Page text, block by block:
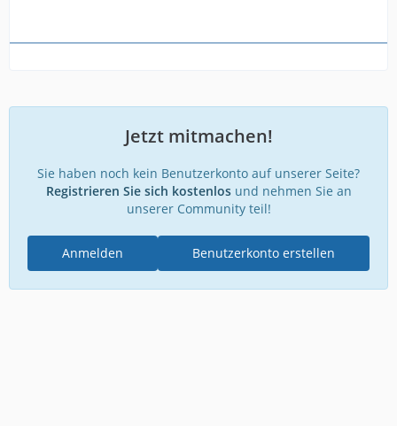
Jetzt mitmachen!
Sie haben noch kein Benutzerkonto auf unserer Seite?
Registrieren Sie sich kostenlosund nehmen Sie an
unserer Community teil!
Benutzerkonto erstellen
Anmelden